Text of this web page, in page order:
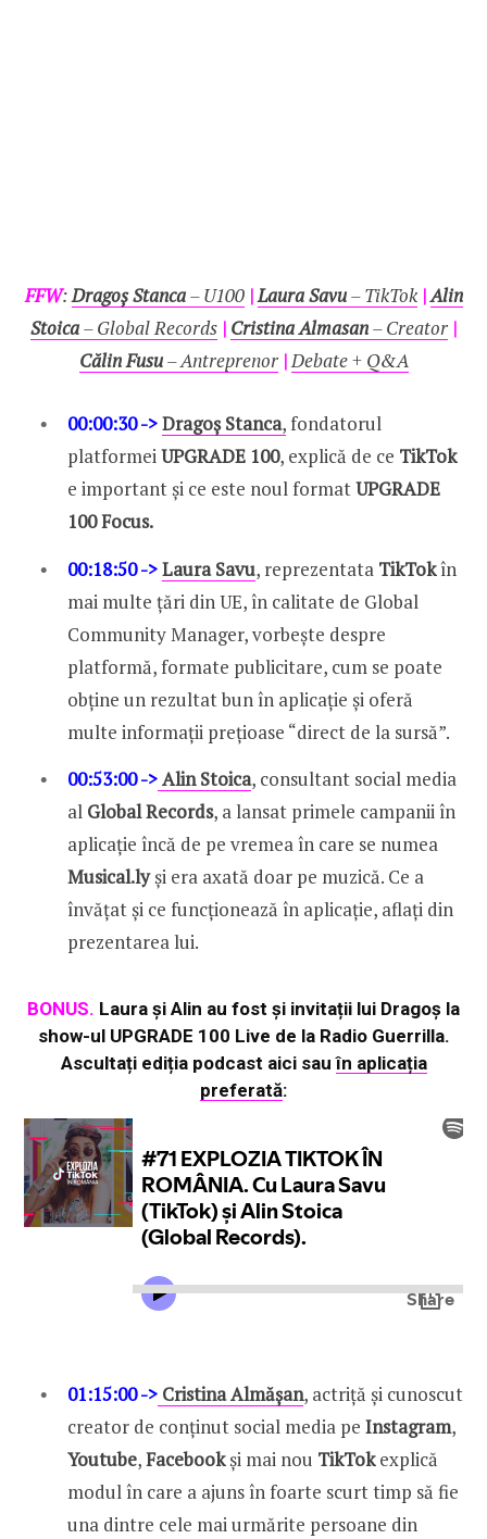
FFW:Dragoș Stanca– U100 |Laura Savu– TikTok |Alin
Stoica– Global Records | Cristina Almasan– Creator |
Călin Fusu– Antreprenor |Debate + Q&A
00:00:30 ->Dragoș Stanca,fondatorul
platformeiUPGRADE 100, explică de ce TikTok
e important și ce este noul formatUPGRADE
100Focus.
00:18:50 ->Laura Savu, reprezentata TikTokîn
mai multe țări din UE, în calitate de Global
Community Manager, vorbește despre
platformă, formate publicitare, cum se poate
obține un rezultat bun în aplicație și oferă
multe informații prețioase “direct de la sursă”.
00:53:00 ->Alin Stoica, consultant social media
al Global Records, a lansat primele campanii în
aplicație încă de pe vremea în care se numea
Musical.lyși era axată doar pe muzică. Ce a
învățat și ce funcționează în aplicație, aflați din
prezentarea lui.
BONUS. Laura și Alin au fost și invitații lui Dragoș la
show-ul UPGRADE 100 Live de la Radio Guerrilla.
Ascultați ediția podcast aici sauîn aplicația
preferată:
01:15:00 -> Cristina Almășan, actriță și cunoscut
creator de conținut social media pe Instagram,
Youtube,Facebookși mai nou TikTokexplică
modul în care a ajuns în foarte scurt timp să fie
una dintre cele mai urmărite persoane din